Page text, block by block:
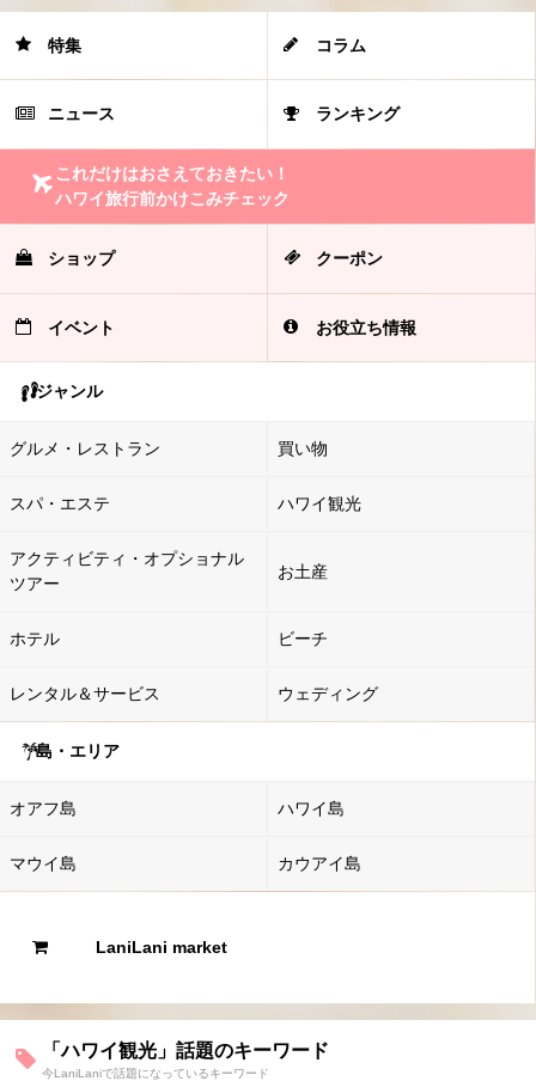
特集 コラム
ニュース ランキング
これだけはおさえておきたい！
ハワイ旅行前かけこみチェック
ショップ クーポン
イベント お役立ち情報
ジャンル
グルメ・レストラン 買い物
スパ・エステ ハワイ観光
アクティビティ・オプショナル
ツアー
お土産
ホテル ビーチ
レンタル＆サービス ウェディング
島・エリア
オアフ島 ハワイ島
マウイ島 カウアイ島
LaniLani market
「ハワイ観光」話題のキーワード
今LaniLaniで話題になっているキーワード